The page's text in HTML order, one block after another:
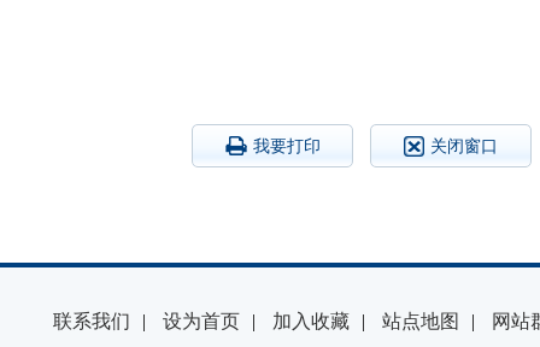
我要打印 关闭窗口
联系我们 | 设为首页 | 加入收藏 | 站点地图 | 网站